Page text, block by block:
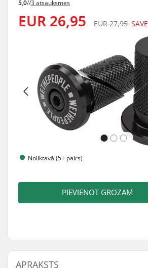
5,0//3 atsauksmes
EUR 26,95 EUR 27,95 SAVE
Noliktavā (5+ pairs)
PIEVIENOT GROZAM
APRAKSTS